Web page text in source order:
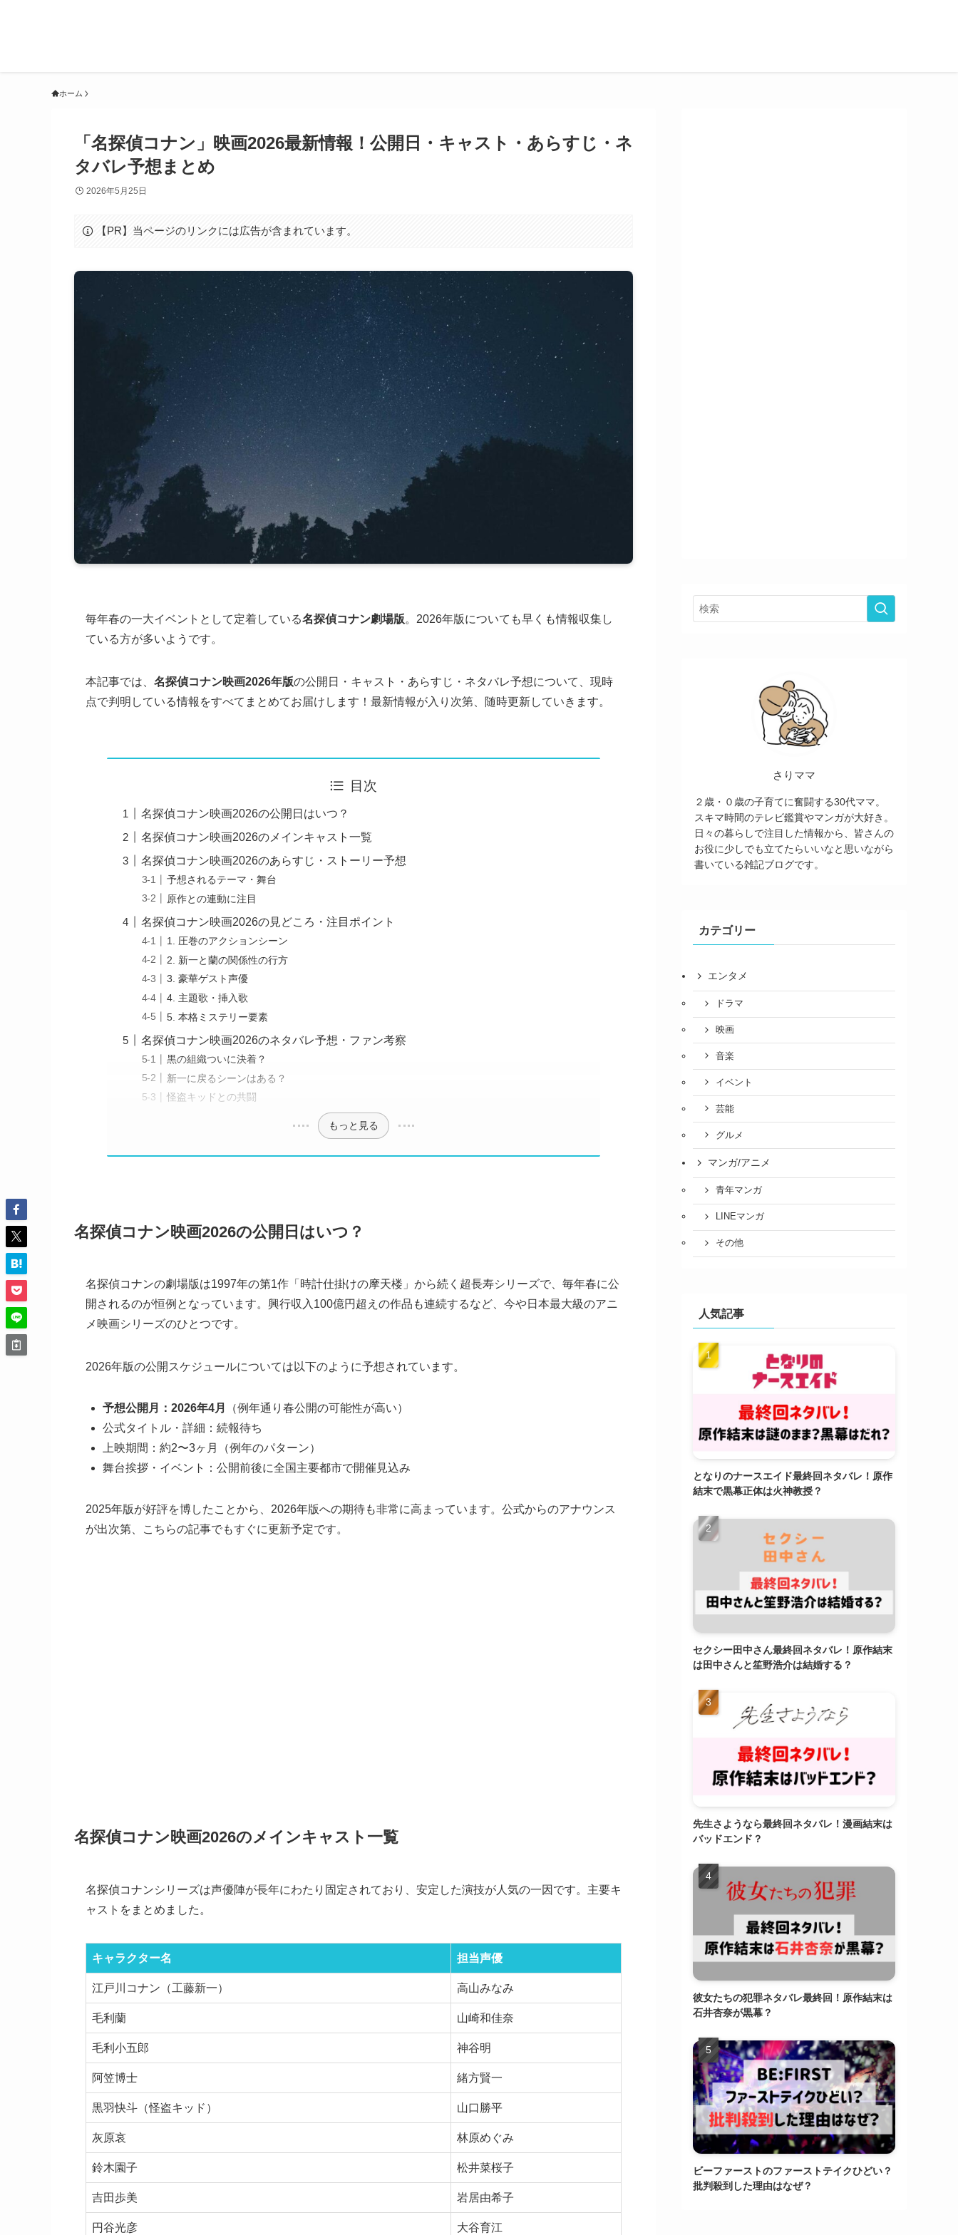
ホーム
「名探偵コナン」映画2026最新情報！公開日・キャスト・あらすじ・ネ
タバレ予想まとめ
2026年5月25日
【PR】当ページのリンクには広告が含まれています。
毎年春の一大イベントとして定着している名探偵コナン劇場版。2026年版についても早くも情報収集し
ている方が多いようです。
本記事では、 名探偵コナン映画2026年版の公開日・キャスト・あらすじ・ネタバレ予想について、現時
点で判明している情報をすべてまとめてお届けします！最新情報が入り次第、随時更新していきます。
目次
名探偵コナン映画2026の公開日はいつ？
名探偵コナン映画2026のメインキャスト一覧
名探偵コナン映画2026のあらすじ・ストーリー予想
予想されるテーマ・舞台
原作との連動に注目
名探偵コナン映画2026の見どころ・注目ポイント
1. 圧巻のアクションシーン
2. 新一と蘭の関係性の行方
3. 豪華ゲスト声優
4. 主題歌・挿入歌
5. 本格ミステリー要素
名探偵コナン映画2026のネタバレ予想・ファン考察
黒の組織ついに決着？
新一に戻るシーンはある？
怪盗キッドとの共闘
もっと見る
名探偵コナン映画2026の公開日はいつ？
名探偵コナンの劇場版は1997年の第1作「時計仕掛けの摩天楼」から続く超長寿シリーズで、毎年春に公
開されるのが恒例となっています。興行収入100億円超えの作品も連続するなど、今や日本最大級のアニ
メ映画シリーズのひとつです。
2026年版の公開スケジュールについては以下のように予想されています。
予想公開月：2026年4月
（例年通り春公開の可能性が高い）
公式タイトル・詳細：続報待ち
上映期間：約2〜3ヶ月（例年のパターン）
舞台挨拶・イベント：公開前後に全国主要都市で開催見込み
2025年版が好評を博したことから、2026年版への期待も非常に高まっています。公式からのアナウンス
が出次第、こちらの記事でもすぐに更新予定です。
名探偵コナン映画2026のメインキャスト一覧
名探偵コナンシリーズは声優陣が長年にわたり固定されており、安定した演技が人気の一因です。主要キ
ャストをまとめました。
キャラクター名 担当声優
江戸川コナン（工藤新一） 高山みなみ
毛利蘭 山崎和佳奈
毛利小五郎 神谷明
阿笠博士 緒方賢一
黒羽快斗（怪盗キッド） 山口勝平
灰原哀 林原めぐみ
鈴木園子 松井菜桜子
吉田歩美 岩居由希子
円谷光彦 大谷育江
さりママ
２歳・０歳の子育てに奮闘する30代ママ。
スキマ時間のテレビ鑑賞やマンガが大好き。
日々の暮らしで注目した情報から、皆さんの
お役に少しでも立てたらいいなと思いながら
書いている雑記ブログです。
カテゴリー
エンタメ
ドラマ
映画
音楽
イベント
芸能
グルメ
マンガ/アニメ
青年マンガ
LINEマンガ
その他
人気記事
となりのナースエイド最終回ネタバレ！原作
結末で黒幕正体は火神教授？
セクシー田中さん最終回ネタバレ！原作結末
は田中さんと笙野浩介は結婚する？
先生さようなら最終回ネタバレ！漫画結末は
バッドエンド？
彼女たちの犯罪ネタバレ最終回！原作結末は
石井杏奈が黒幕？
ビーファーストのファーストテイクひどい？
批判殺到した理由はなぜ？